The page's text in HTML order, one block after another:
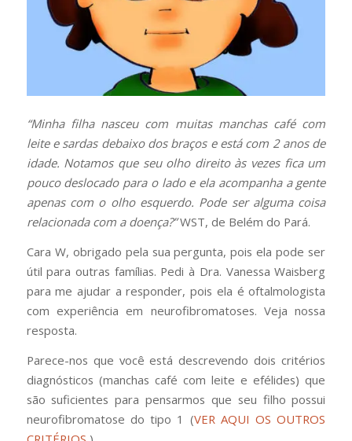
“Minha filha nasceu com muitas manchas café com
leite e sardas debaixo dos braços e está com 2 anos de
idade. Notamos que seu olho direito às vezes fica um
pouco deslocado para o lado e ela acompanha a gente
apenas com o olho esquerdo. Pode ser alguma coisa
relacionada com a doença?”WST, de Belém do Pará.
Cara W, obrigado pela sua pergunta, pois ela pode ser
útil para outras famílias. Pedi à Dra. Vanessa Waisberg
para me ajudar a responder, pois ela é oftalmologista
com experiência em neurofibromatoses. Veja nossa
resposta.
Parece-nos que você está descrevendo dois critérios
diagnósticos (manchas café com leite e efélides) que
são suficientes para pensarmos que seu filho possui
neurofibromatose do tipo 1 (VER AQUI OS OUTROS